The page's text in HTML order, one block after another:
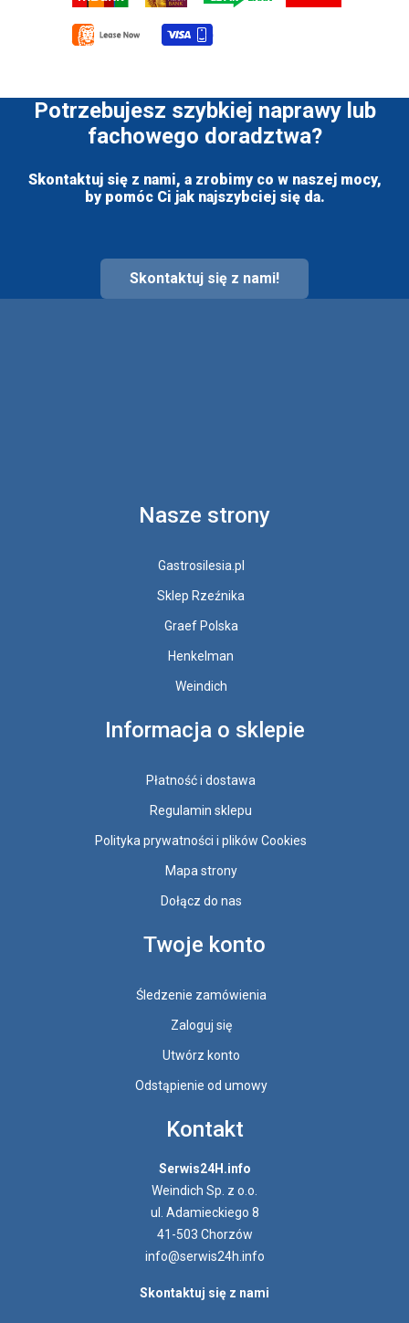
Potrzebujesz szybkiej naprawy lub
fachowego doradztwa?
Skontaktuj się z nami, a zrobimy co w naszej mocy,
by pomóc Ci jak najszybciej się da.
Skontaktuj się z nami!
Nasze strony
Gastrosilesia.pl
Sklep Rzeźnika
Graef Polska
Henkelman
Weindich
Informacja o sklepie
Płatność i dostawa
Regulamin sklepu
Polityka prywatności i plików Cookies
Mapa strony
Dołącz do nas
Twoje konto
Śledzenie zamówienia
Zaloguj się
Utwórz konto
Odstąpienie od umowy
Kontakt
Serwis24H.info
Weindich Sp. z o.o.
ul. Adamieckiego 8
41-503 Chorzów
info@serwis24h.info
Skontaktuj się z nami